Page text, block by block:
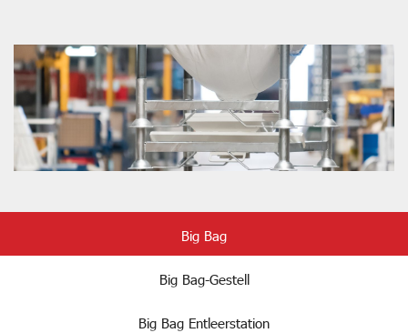
Big Bag
Big Bag-Gestell
Big Bag Entleerstation